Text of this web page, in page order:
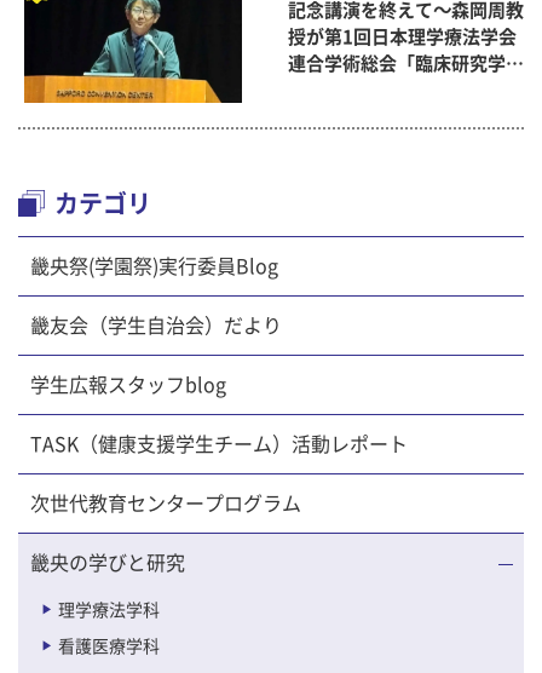
記念講演を終えて～森岡周教
授が第1回日本理学療法学会
連合学術総会「臨床研究学術
カテゴリ
畿央祭(学園祭)実行委員Blog
畿友会（学生自治会）だより
学生広報スタッフblog
TASK（健康支援学生チーム）活動レポート
次世代教育センタープログラム
畿央の学びと研究
理学療法学科
看護医療学科